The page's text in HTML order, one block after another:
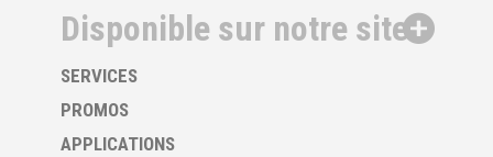
Disponible sur notre site
SERVICES
PROMOS
APPLICATIONS